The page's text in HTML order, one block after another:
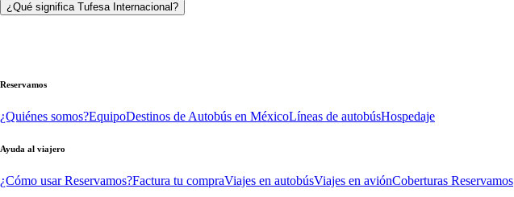
¿Qué significa Tufesa Internacional?
Reservamos
¿Quiénes somos?EquipoDestinos de Autobús en MéxicoLíneas de autobúsHospedaje
Ayuda al viajero
¿Cómo usar Reservamos?Factura tu compraViajes en autobúsViajes en aviónCoberturas Reservamos